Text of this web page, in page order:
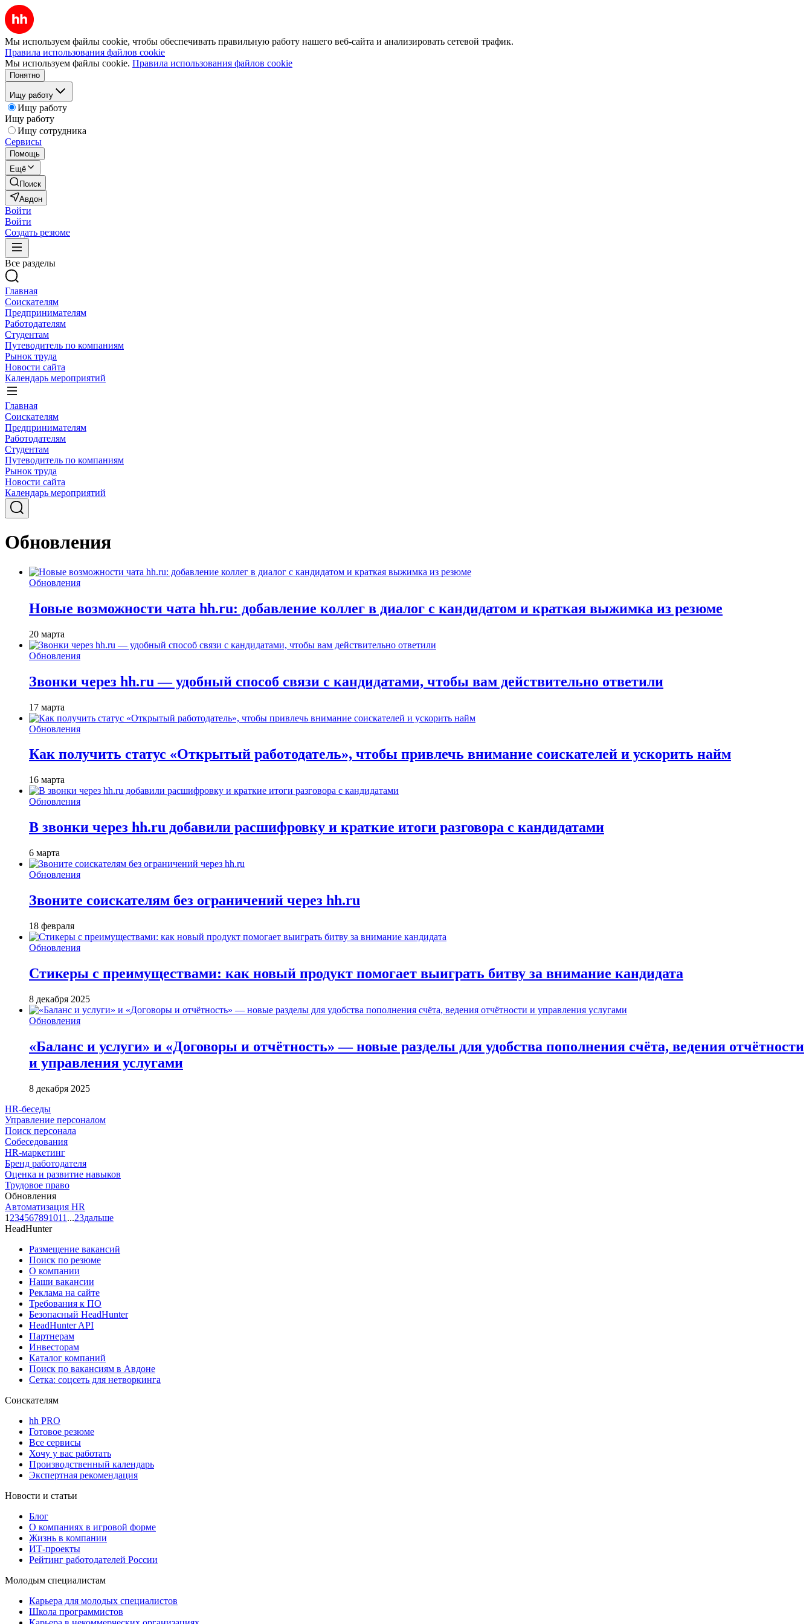
Мы используем файлы cookie, чтобы обеспечивать правильную работу нашего веб-сайта и анализировать сетевой трафик.
Правила использования файлов cookie
Мы используем файлы cookie. Правила использования файлов cookie
Понятно
Ищу работу
Ищу работу
Ищу работу
Ищу сотрудника
Сервисы
Помощь
Ещё
Поиск
Авдон
Войти
Войти
Создать резюме
Все разделы
Главная
Соискателям
Предпринимателям
Работодателям
Студентам
Путеводитель по компаниям
Рынок труда
Новости сайта
Календарь мероприятий
Главная
Соискателям
Предпринимателям
Работодателям
Студентам
Путеводитель по компаниям
Рынок труда
Новости сайта
Календарь мероприятий
Обновления
Обновления
Новые возможности чата hh.ru: добавление коллег в диалог с кандидатом и краткая выжимка из резюме
20 марта
Обновления
Звонки через hh.ru — удобный способ связи с кандидатами, чтобы вам действительно ответили
17 марта
Обновления
Как получить статус «Открытый работодатель», чтобы привлечь внимание соискателей и ускорить найм
16 марта
Обновления
В звонки через hh.ru добавили расшифровку и краткие итоги разговора с кандидатами
6 марта
Обновления
Звоните соискателям без ограничений через hh.ru
18 февраля
Обновления
Стикеры с преимуществами: как новый продукт помогает выиграть битву за внимание кандидата
8 декабря 2025
Обновления
«Баланс и услуги» и «Договоры и отчётность» — новые разделы для удобства пополнения счёта, ведения отчётности
и управления услугами
8 декабря 2025
HR-беседы
Управление персоналом
Поиск персонала
Собеседования
HR-маркетинг
Бренд работодателя
Оценка и развитие навыков
Трудовое право
Обновления
Автоматизация HR
1 234567891011 ...23дальше
HeadHunter
Размещение вакансий
Поиск по резюме
О компании
Наши вакансии
Реклама на сайте
Требования к ПО
Безопасный HeadHunter
HeadHunter API
Партнерам
Инвесторам
Каталог компаний
Поиск по вакансиям в Авдоне
Сетка: соцсеть для нетворкинга
Соискателям
hh PRO
Готовое резюме
Все сервисы
Хочу у вас работать
Производственный календарь
Экспертная рекомендация
Новости и статьи
Блог
О компаниях в игровой форме
Жизнь в компании
ИТ-проекты
Рейтинг работодателей России
Молодым специалистам
Карьера для молодых специалистов
Школа программистов